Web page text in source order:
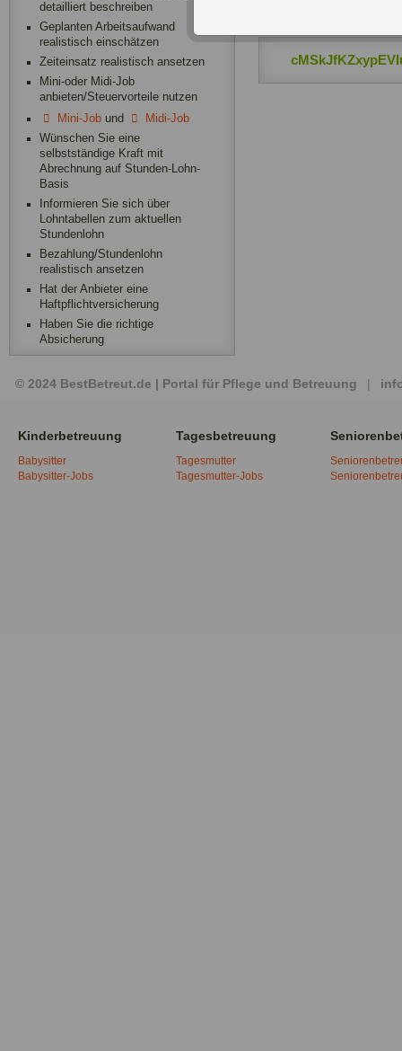
detailliert beschreiben
Geplanten Arbeitsaufwand
realistisch einschätzen
Zeiteinsatz realistisch ansetzen
Mini-oder Midi-Job
anbieten/Steuervorteile nutzen
Mini-Jobund
Midi-Job
Wünschen Sie eine
selbstständige Kraft mit
Abrechnung auf Stunden-Lohn-
Basis
Informieren Sie sich über
Lohntabellen zum aktuellen
Stundenlohn
Bezahlung/Stundenlohn
realistisch ansetzen
Hat der Anbieter eine
Haftpflichtversicherung
Haben Sie die richtige
Absicherung
© 2024 BestBetreut.de | Portal für Pflege und Betreuung |
Kinderbetreuung
Babysitter
Babysitter-Jobs
Tagesbetreuung
Tagesmutter
Tagesmutter-Jobs